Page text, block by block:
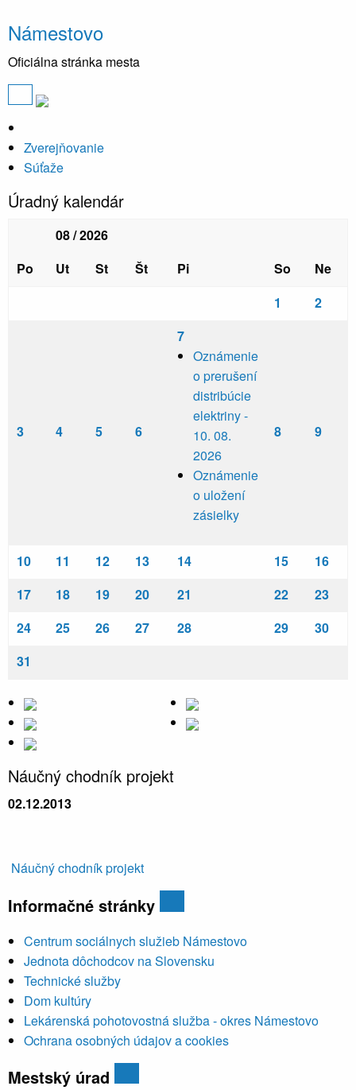
Námestovo
Oficiálna stránka mesta
Zverejňovanie
Súťaže
Úradný kalendár
08 / 2026
Po
Ut St Št Pi So
Ne
1
2
3 4 5 6
7
Oznámenie
o prerušení
distribúcie
elektriny -
10. 08.
2026
Oznámenie
o uložení
zásielky
8 9
10 11 12 13 14 15
16
17
18 19 20 21 22
23
24
25 26 27 28 29
30
31
Náučný chodník projekt
02.12.2013
Náučný chodník projekt
Informačné stránky
Centrum sociálnych služieb Námestovo
Jednota dôchodcov na Slovensku
Technické služby
Dom kultúry
Lekárenská pohotovostná služba - okres Námestovo
Ochrana osobných údajov a cookies
Mestský úrad